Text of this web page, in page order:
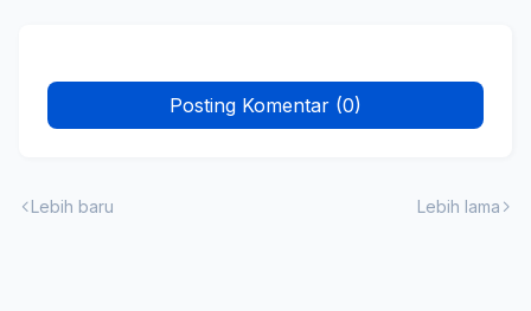
Posting Komentar (0)
Lebih baru Lebih lama